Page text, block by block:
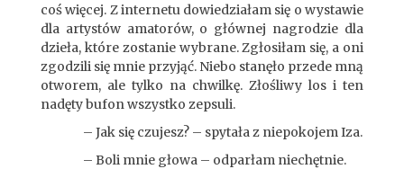
coś więcej. Z internetu dowiedziałam się o wystawie
dla artystów amatorów, o głównej nagrodzie dla
dzieła, które zostanie wybrane. Zgłosiłam się, a oni
zgodzili się mnie przyjąć. Niebo stanęło przede mną
otworem, ale tylko na chwilkę. Złośliwy los i ten
nadęty bufon wszystko zepsuli.
– Jak się czujesz? – spytała z niepokojem Iza.
– Boli mnie głowa – odparłam niechętnie.